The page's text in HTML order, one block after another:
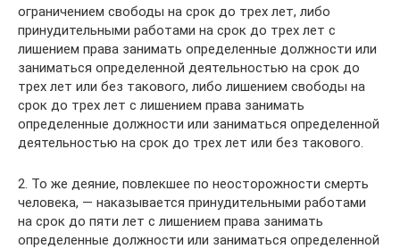
ограничением свободы на срок до трех лет, либо
принудительными работами на срок до трех лет с
лишением права занимать определенные должности или
заниматься определенной деятельностью на срок до
трех лет или без такового, либо лишением свободы на
срок до трех лет с лишением права занимать
определенные должности или заниматься определенной
деятельностью на срок до трех лет или без такового.
2. То же деяние, повлекшее по неосторожности смерть
человека, — наказывается принудительными работами
на срок до пяти лет с лишением права занимать
определенные должности или заниматься определенной